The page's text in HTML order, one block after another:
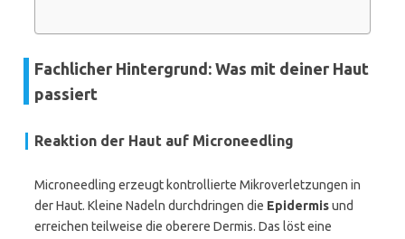
Fachlicher Hintergrund: Was mit deiner Haut
passiert
Reaktion der Haut auf Microneedling
Microneedling erzeugt kontrollierte Mikroverletzungen in
der Haut. Kleine Nadeln durchdringen die Epidermisund
erreichen teilweise die oberere Dermis. Das löst eine